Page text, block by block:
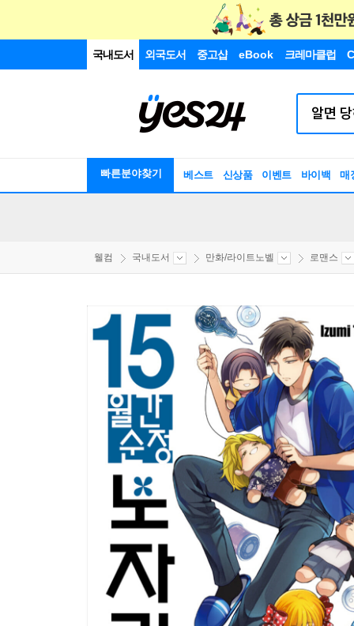
국내도서 외국도서 중고샵 eBook 크레마클럽
빠른분야찾기 베스트 신상품 이벤트 바이백 매
웰컴 국내도서 만화/라이트노벨 로맨스